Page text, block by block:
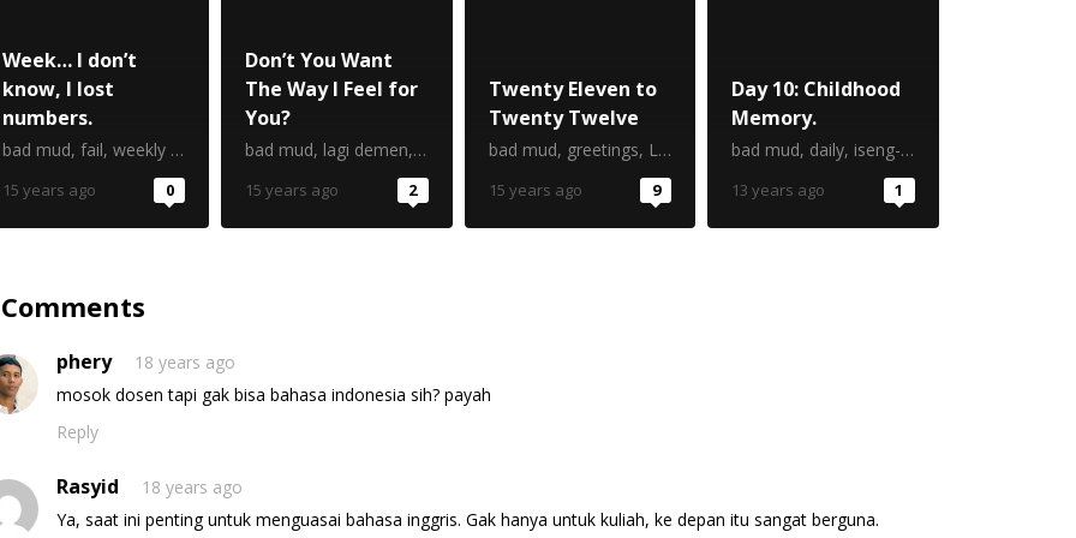
Week… I don’t
know, I lost
numbers.
bad mud, fail, weekly report
15 years ago 0
Don’t You Want
The Way I Feel for
You?
bad mud, lagi demen, Mind postaweek2011,sing along
15 years ago 2
Twenty Eleven to
Twenty Twelve
bad mud, greetings, Life
15 years ago 9
Day 10: Childhood
Memory.
bad mud, daily, iseng-iseng berhadiah
13 years ago 1
phery
18 years ago
mosok dosen tapi gak bisa bahasa indonesia sih? payah
Reply
Rasyid
18 years ago
Ya, saat ini penting untuk menguasai bahasa inggris. Gak hanya untuk kuliah, ke depan itu sangat berguna.